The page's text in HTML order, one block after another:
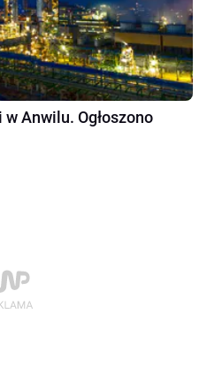
Anwilu. Ogłoszono